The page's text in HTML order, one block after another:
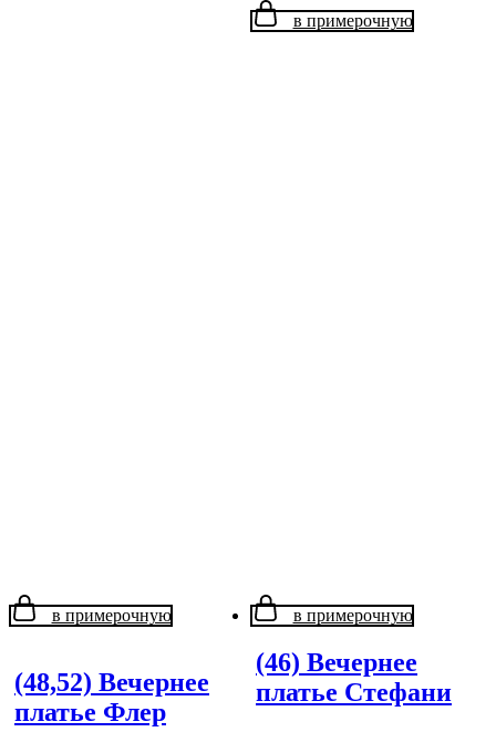
в примерочную
в примерочную
(48,52) Вечернее
платье Флер
в примерочную
(46) Вечернее
платье Стефани